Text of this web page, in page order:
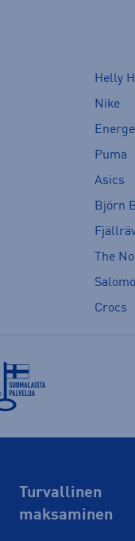
Helly
Nike
Puma
Asics
Björn
The
Crocs
Turvallinen
maksaminen